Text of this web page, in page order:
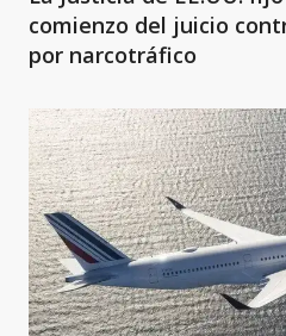
comienzo del juicio
por narcotráfico